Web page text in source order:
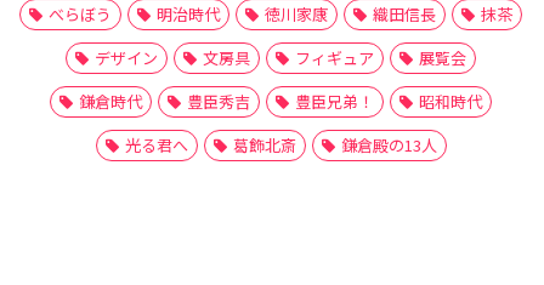
べらぼう
明治時代 徳川家康 織田信長
抹茶
デザイン
文房具 フィギュア
展覧会
鎌倉時代
豊臣秀吉 豊臣兄弟！
昭和時代
光る君へ
葛飾北斎 鎌倉殿の13人